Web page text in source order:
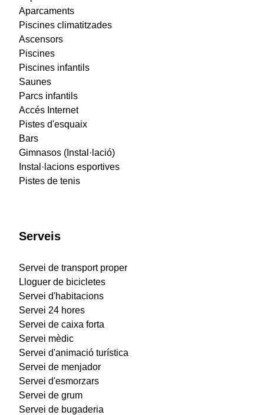
Aparcaments
Piscines climatitzades
Ascensors
Piscines
Piscines infantils
Saunes
Parcs infantils
Accés Internet
Pistes d'esquaix
Bars
Gimnasos (Instal·lació)
Instal·lacions esportives
Pistes de tenis
Serveis
Servei de transport proper
Lloguer de bicicletes
Servei d'habitacions
Servei 24 hores
Servei de caixa forta
Servei mèdic
Servei d'animació turística
Servei de menjador
Servei d'esmorzars
Servei de grum
Servei de bugaderia